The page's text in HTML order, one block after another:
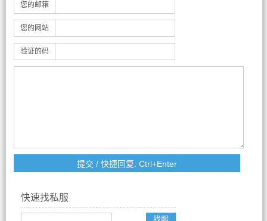
您的邮箱
您的网站
验证的码
快速找私服